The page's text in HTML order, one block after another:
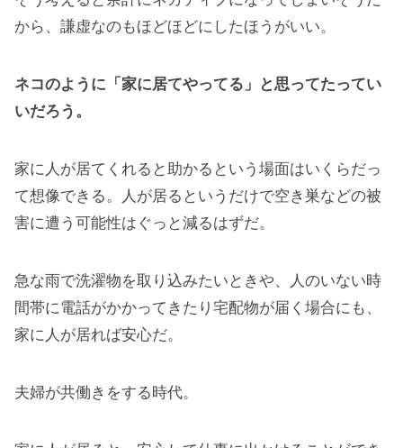
から、謙虚なのもほどほどにしたほうがいい。
ネコのように「家に居てやってる」と思ってたってい
いだろう。
家に人が居てくれると助かるという場面はいくらだっ
て想像できる。人が居るというだけで空き巣などの被
害に遭う可能性はぐっと減るはずだ。
急な雨で洗濯物を取り込みたいときや、人のいない時
間帯に電話がかかってきたり宅配物が届く場合にも、
家に人が居れば安心だ。
夫婦が共働きをする時代。